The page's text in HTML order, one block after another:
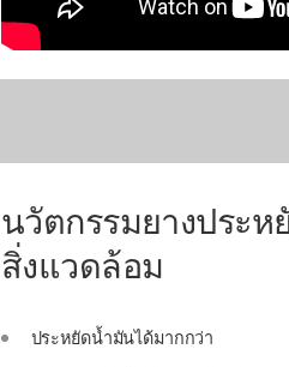
นวัตกรรมยางประ
สิ่งแวดล้อม
ประหยัดน้ำมันได้มากกว่า